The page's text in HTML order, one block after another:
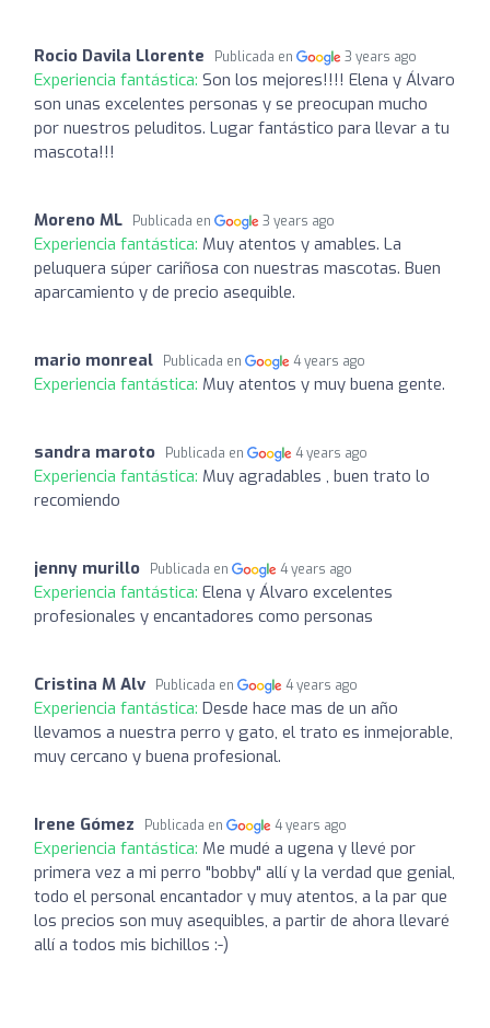
Rocio Davila Llorente Publicada en 3 years ago
Experiencia fantástica: Son los mejores!!!! Elena y Álvaro
son unas excelentes personas y se preocupan mucho
por nuestros peluditos. Lugar fantástico para llevar a tu
mascota!!!
Moreno ML Publicada en 3 years ago
Experiencia fantástica: Muy atentos y amables. La
peluquera súper cariñosa con nuestras mascotas. Buen
aparcamiento y de precio asequible.
mario monreal Publicada en 4 years ago
Experiencia fantástica: Muy atentos y muy buena gente.
sandra maroto Publicada en 4 years ago
Experiencia fantástica: Muy agradables , buen trato lo
recomiendo
jenny murillo Publicada en 4 years ago
Experiencia fantástica: Elena y Álvaro excelentes
profesionales y encantadores como personas
Cristina M Alv Publicada en 4 years ago
Experiencia fantástica: Desde hace mas de un año
llevamos a nuestra perro y gato, el trato es inmejorable,
muy cercano y buena profesional.
Irene Gómez Publicada en 4 years ago
Experiencia fantástica: Me mudé a ugena y llevé por
primera vez a mi perro "bobby" allí y la verdad que genial,
todo el personal encantador y muy atentos, a la par que
los precios son muy asequibles, a partir de ahora llevaré
allí a todos mis bichillos :-)